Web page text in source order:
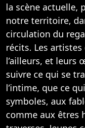
la scène actuelle,
notre territoire,
circulation du
récits. Les
l’ailleurs, et leurs
suivre ce qui se
l’intime, que ce
symboles, aux
comme aux êtres